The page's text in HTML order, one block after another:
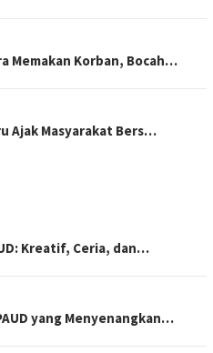
Memakan Korban, Bocah…
Ajak Masyarakat Bers…
Kreatif, Ceria, dan…
yang Menyenangkan…